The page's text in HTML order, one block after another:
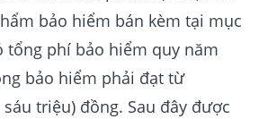
bảo hiểm bán kèm tại mục
tổng phí bảo hiểm quy năm
bảo hiểm phải đạt từ
triệu) đồng. Sau đây được